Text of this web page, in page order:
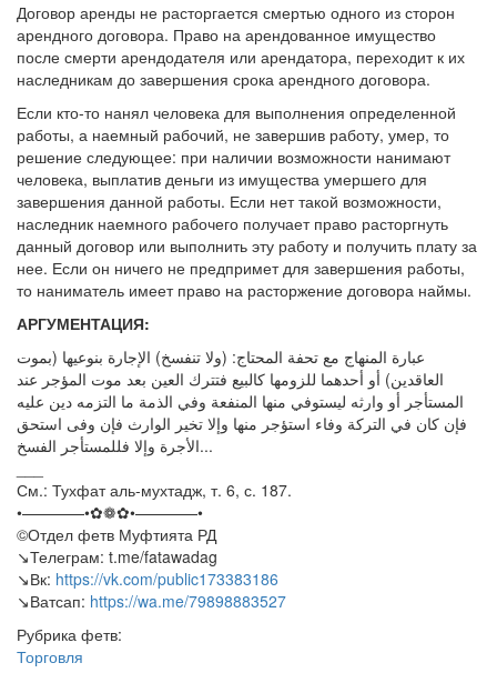
Договор аренды не расторгается смертью одного из сторон
арендного договора. Право на арендованное имущество
после смерти арендодателя или арендатора, переходит к их
наследникам до завершения срока арендного договора.
Если кто-то нанял человека для выполнения определенной
работы, а наемный рабочий, не завершив работу, умер, то
решение следующее: при наличии возможности нанимают
человека, выплатив деньги из имущества умершего для
завершения данной работы. Если нет такой возможности,
наследник наемного рабочего получает право расторгнуть
данный договор или выполнить эту работу и получить плату за
нее. Если он ничего не предпримет для завершения работы,
то наниматель имеет право на расторжение договора наймы.
АРГУМЕНТАЦИЯ:
عبارة المنهاج مع تحفة المحتاج: (ولا تنفسخ) الإجارة بنوعيها (بموت
العاقدين) أو أحدهما للزومها كالبيع فتترك العين بعد موت المؤجر عند
المستأجر أو وارثه ليستوفي منها المنفعة وفي الذمة ما التزمه دين عليه
فإن كان في التركة وفاء استؤجر منها وإلا تخير الوارث فإن وفى استحق
الأجرة وإلا فللمستأجر الفسخ...
См.: Тухфат аль-мухтадж, т. 6, с. 187.
•————•✿❁✿•————•
©Отдел фетв Муфтията РД
↘️Телеграм: t.me/fatawadag
↘️Вк: https://vk.com/public173383186
↘️Ватсап: https://wa.me/79898883527
Рубрика фетв:
Торговля